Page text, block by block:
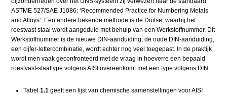
ASTME 527/SAE J1086: ‘Recommended Practice for Numbering Metals
and Alloys’. Een andere bekende methode is de Duitse, waarbij het
roestvast staal wordt aangeduid met behulp van een Werkstoffnummer. Dit
Werkstoffnummer is de nieuwe DIN-aanduiding; de oude DIN-aanduiding,
een cijfer-lettercombinatie, wordt echter nog veel toegepast. In de praktijk
wordt men vaak geconfronteerd met de vraag in hoeverre een bepaald
roestvast-staaltype volgens AISI overeenkomt met een type volgens DIN.
Tabel1.1 geeft een lijst van chemische samenstellingen voor AISI